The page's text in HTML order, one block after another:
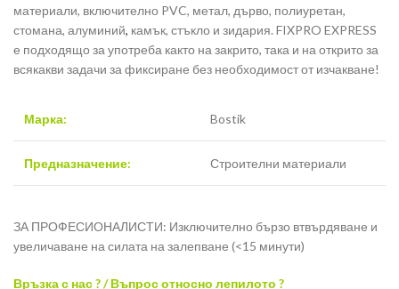
материали, включително PVC, метал, дърво, полиуретан,
стомана, алуминий, камък, стъкло и зидария. FIXPRO EXPRESS
е подходящо за употреба както на закрито, така и на открито за
всякакви задачи за фиксиране без необходимост от изчакване!
Марка: Bostik
Предназначение: Строителни материали
ЗА ПРОФЕСИОНАЛИСТИ: Изключително бързо втвърдяване и
увеличаване на силата на залепване (<15 минути)
Връзка с нас ? / Въпрос относно лепилото ?